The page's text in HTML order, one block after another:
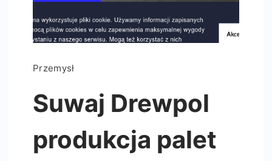
Przemysł
Suwaj Drewpol
produkcja palet